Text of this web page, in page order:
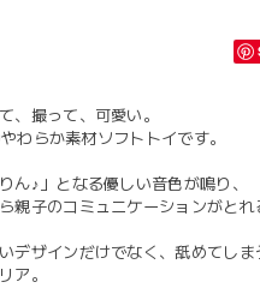
、撮って、可愛い。
わらか素材ソフトトイです。
ん♪」となる優しい音色が鳴り、
親子のコミュニケーションがとれ
デザインだけでなく、舐めてし
ア。